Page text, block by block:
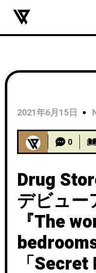
2021年6月15日
0
Drug
デビュー
『The
「